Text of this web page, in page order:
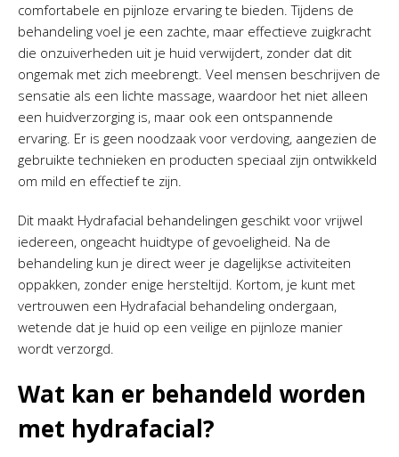
comfortabele en pijnloze ervaring te bieden. Tijdens de
behandeling voel je een zachte, maar effectieve zuigkracht
die onzuiverheden uit je huid verwijdert, zonder dat dit
ongemak met zich meebrengt. Veel mensen beschrijven de
sensatie als een lichte massage, waardoor het niet alleen
een huidverzorging is, maar ook een ontspannende
ervaring. Er is geen noodzaak voor verdoving, aangezien de
gebruikte technieken en producten speciaal zijn ontwikkeld
om mild en effectief te zijn.
Dit maakt Hydrafacial behandelingen geschikt voor vrijwel
iedereen, ongeacht huidtype of gevoeligheid. Na de
behandeling kun je direct weer je dagelijkse activiteiten
oppakken, zonder enige hersteltijd. Kortom, je kunt met
vertrouwen een Hydrafacial behandeling ondergaan,
wetende dat je huid op een veilige en pijnloze manier
wordt verzorgd.
Wat kan er behandeld worden
met hydrafacial?